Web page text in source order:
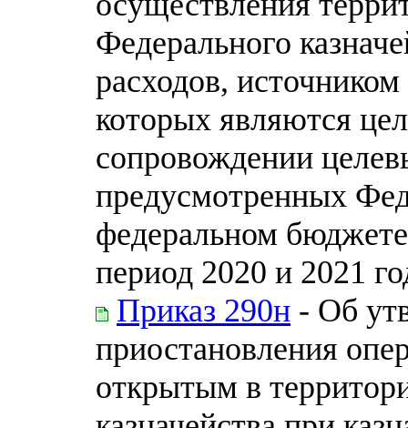
Федерального
расходов,
которых являются
сопровождении
предусмотренных
федеральном
период 2020 и 2021
Приказ 290н - Об
приостановления
открытым в